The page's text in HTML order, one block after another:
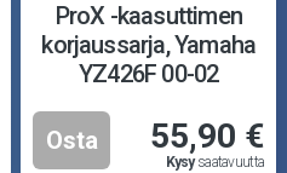
ProX -kaasuttimen
korjaussarja, Yamaha
YZ426F 00-02
Osta 55,90 €
Kysysaatavuutta